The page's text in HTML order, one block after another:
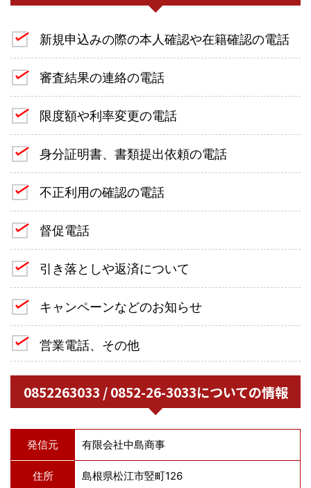
新規申込みの際の本人確認や在籍確認の電話
審査結果の連絡の電話
限度額や利率変更の電話
身分証明書、書類提出依頼の電話
不正利用の確認の電話
督促電話
引き落としや返済について
キャンペーンなどのお知らせ
営業電話、その他
0852263033 / 0852-26-3033についての情報
発信元 有限会社中島商事
住所 島根県松江市竪町126